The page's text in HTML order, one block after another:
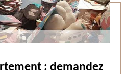
: demandez